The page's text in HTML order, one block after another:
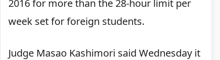
2016 for more than the 28-hour limit per
week set for foreign students.
Judge Masao Kashimori said Wednesday it